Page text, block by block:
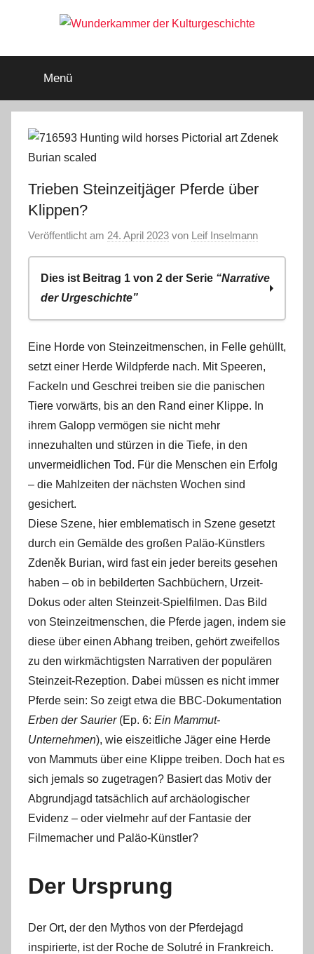
Wunderkammer
der
Kulturgeschichte
Geschichte
&
Archäologie
Menü
Trieben Steinzeitjäger Pferde über
Klippen?
Veröffentlicht am 24. April 2023 von Leif Inselmann
Dies ist Beitrag 1 von 2 der Serie “Narrative
der Urgeschichte”
Trieben Steinzeitjäger Pferde über
Klippen?
Lebten Neandertaler besonders gefährlich?
Eine Horde von Steinzeitmenschen, in Felle gehüllt,
setzt einer Herde Wildpferde nach. Mit Speeren,
Fackeln und Geschrei treiben sie die panischen
Tiere vorwärts, bis an den Rand einer Klippe. In
ihrem Galopp vermögen sie nicht mehr
innezuhalten und stürzen in die Tiefe, in den
unvermeidlichen Tod. Für die Menschen ein Erfolg
– die Mahlzeiten der nächsten Wochen sind
gesichert.
Diese Szene, hier emblematisch in Szene gesetzt
durch ein Gemälde des großen Paläo-Künstlers
Zdeněk Burian, wird fast ein jeder bereits gesehen
haben – ob in bebilderten Sachbüchern, Urzeit-
Dokus oder alten Steinzeit-Spielfilmen. Das Bild
von Steinzeitmenschen, die Pferde jagen, indem sie
diese über einen Abhang treiben, gehört zweifellos
zu den wirkmächtigsten Narrativen der populären
Steinzeit-Rezeption. Dabei müssen es nicht immer
Pferde sein: So zeigt etwa die BBC-Dokumentation
Erben der Saurier(Ep. 6: Ein Mammut-
Unternehmen), wie eiszeitliche Jäger eine Herde
von Mammuts über eine Klippe treiben. Doch hat es
sich jemals so zugetragen? Basiert das Motiv der
Abgrundjagd tatsächlich auf archäologischer
Evidenz ‒ oder vielmehr auf der Fantasie der
Filmemacher und Paläo-Künstler?
Der Ursprung
Der Ort, der den Mythos von der Pferdejagd
inspirierte, ist der Roche de Solutré in Frankreich.